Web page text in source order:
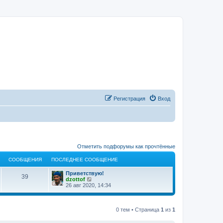
Вход
Регистрация
Отметить подфорумы как прочтённые
СООБЩЕНИЯ ПОСЛЕДНЕЕ СООБЩЕНИЕ
39
Приветствую!
dzottof
е
е
26 авг 2020, 14:34
0 тем • Страница 1 из 1